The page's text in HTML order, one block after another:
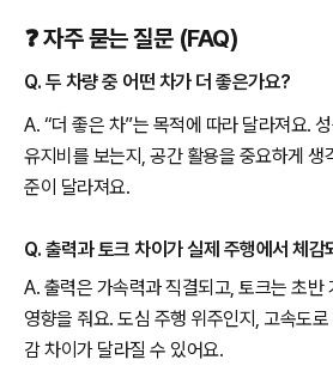
❓ 자주 묻는 질문 (FAQ)
Q. 두 차량 중 어떤 차가 더 좋은가요?
A. “더 좋은 차”는 목적에 따라 달라져요.
유지비를 보는지, 공간 활용을 중요하게 생
준이 달라져요.
Q. 출력과 토크 차이가 실제 주행에서 체감
A. 출력은 가속력과 직결되고, 토크는 초반
영향을 줘요. 도심 주행 위주인지, 고속도
감 차이가 달라질 수 있어요.